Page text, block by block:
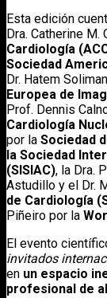
Esta edición
Dra. Catherine M.
Cardiología
Sociedad
Dr. Hatem Soliman
Europea de
Prof. Dennis
Cardiología
por la Sociedad
la Sociedad
(SISIAC), la Dra.
Astudillo y el Dr.
de Cardiología
Piñeiro por la
El evento
invitados
en un espacio
profesional de